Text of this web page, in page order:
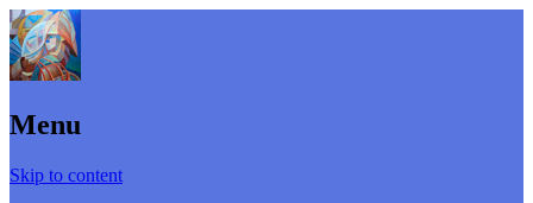
Menu
Skip to content